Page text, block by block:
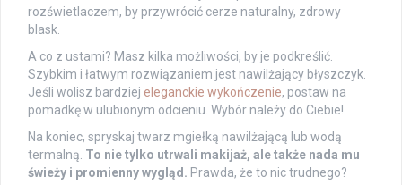
rozświetlaczem, by przywrócić cerze naturalny, zdrowy
blask.
A co z ustami? Masz kilka możliwości, by je podkreślić.
Szybkim i łatwym rozwiązaniem jest nawilżający błyszczyk.
Jeśli wolisz bardziej eleganckie wykończenie, postaw na
pomadkę w ulubionym odcieniu. Wybór należy do Ciebie!
Na koniec, spryskaj twarz mgiełką nawilżającą lub wodą
termalną. To nie tylko utrwali makijaż, ale także nada mu
świeży i promienny wygląd. Prawda, że to nic trudnego?